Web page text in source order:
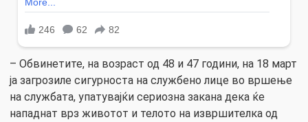
– Обвинетите, на возраст од 48 и 47 години, на 18 март
ја загрозиле сигурноста на службено лице во вршење
на службата, упатувајќи сериозна закана дека ќе
нападнат врз животот и телото на извршителка од